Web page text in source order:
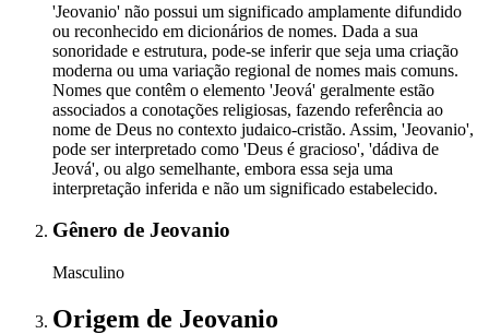
'Jeovanio' não possui um significado amplamente difundido
ou reconhecido em dicionários de nomes. Dada a sua
sonoridade e estrutura, pode-se inferir que seja uma criação
moderna ou uma variação regional de nomes mais comuns.
Nomes que contêm o elemento 'Jeová' geralmente estão
associados a conotações religiosas, fazendo referência ao
nome de Deus no contexto judaico-cristão. Assim, 'Jeovanio',
pode ser interpretado como 'Deus é gracioso', 'dádiva de
Jeová', ou algo semelhante, embora essa seja uma
interpretação inferida e não um significado estabelecido.
Gênero de Jeovanio
Masculino
Origem de Jeovanio